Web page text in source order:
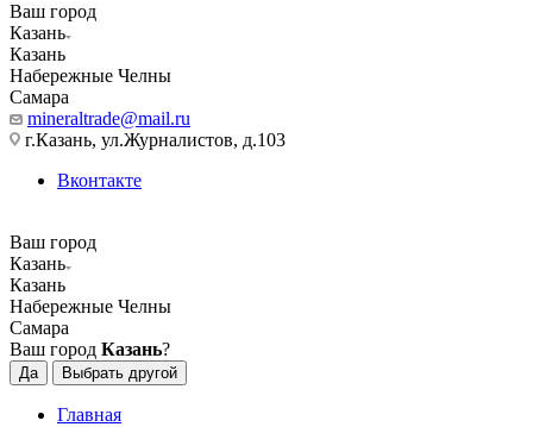
Ваш город
Казань
Казань
Набережные Челны
Самара
mineraltrade@mail.ru
г.Казань, ул.Журналистов, д.103
Вконтакте
Ваш город
Казань
Казань
Набережные Челны
Самара
Ваш город Казань?
Да Выбрать другой
Главная